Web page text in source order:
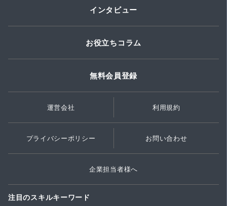
インタビュー
お役立ちコラム
無料会員登録
運営会社 利用規約
プライバシーポリシー お問い合わせ
企業担当者様へ
注目のスキルキーワード